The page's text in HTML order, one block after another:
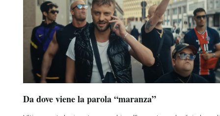
Da dove viene la parola “maranza”